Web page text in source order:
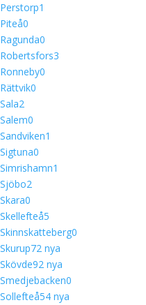
Perstorp1
Piteå0
Ragunda0
Robertsfors3
Ronneby0
Rättvik0
Sala2
Salem0
Sandviken1
Sigtuna0
Simrishamn1
Sjöbo2
Skara0
Skellefteå5
Skinnskatteberg0
Skurup72 nya
Skövde92 nya
Smedjebacken0
Sollefteå54 nya